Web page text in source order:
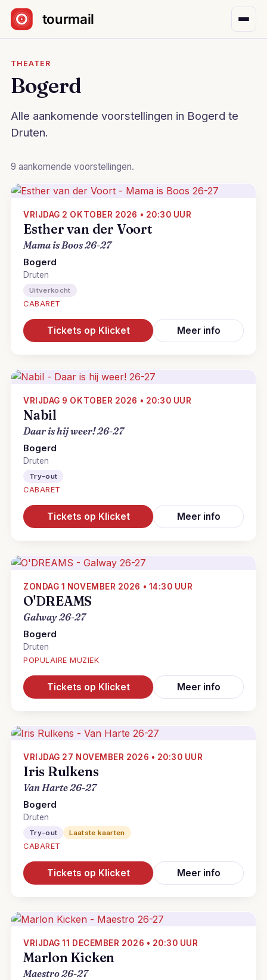
Sla navigatie over
THEATER
Bogerd
Alle aankomende voorstellingen in Bogerd te
Druten.
9 aankomende voorstellingen.
VRIJDAG 2 OKTOBER 2026 • 20:30 UUR
Esther van der Voort
Mama is Boos 26-27
Bogerd
Druten
Uitverkocht
CABARET
Tickets op Klicket Meer info
VRIJDAG 9 OKTOBER 2026 • 20:30 UUR
Nabil
Daar is hij weer! 26-27
Bogerd
Druten
Try-out
CABARET
Tickets op Klicket Meer info
ZONDAG 1 NOVEMBER 2026 • 14:30 UUR
O'DREAMS
Galway 26-27
Bogerd
Druten
POPULAIRE MUZIEK
Tickets op Klicket Meer info
VRIJDAG 27 NOVEMBER 2026 • 20:30 UUR
Iris Rulkens
Van Harte 26-27
Bogerd
Druten
Try-out Laatste kaarten
CABARET
Tickets op Klicket Meer info
VRIJDAG 11 DECEMBER 2026 • 20:30 UUR
Marlon Kicken
Maestro 26-27